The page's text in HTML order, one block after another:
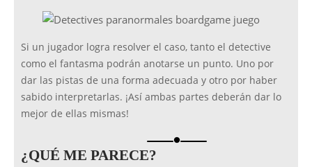
Si un jugador logra resolver el caso, tanto el detective
como el fantasma podrán anotarse un punto. Uno por
dar las pistas de una forma adecuada y otro por haber
sabido interpretarlas. ¡Así ambas partes deberán dar lo
mejor de ellas mismas!
brightness_1
¿QUÉ ME PARECE?